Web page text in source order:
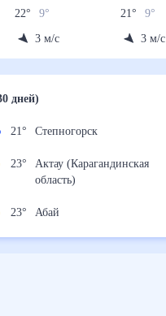
22° 9°
3 м/с
21° 9°
3 м/с
(30 дней)
21° Степногорск
23°
Актау
(Карагандинская